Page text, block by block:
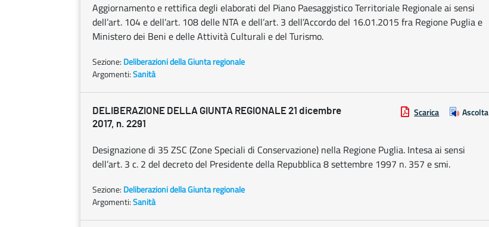
Aggiornamento e rettifica degli elaborati del Piano Paesaggistico Territoriale Regionale ai sensi
dell’art. 104 e dell’art. 108 delle NTA e dell’art. 3 dell’Accordo del 16.01.2015 fra Regione Puglia e
Ministero dei Beni e delle Attività Culturali e del Turismo.
Sezione: Deliberazioni della Giunta regionale
Argomenti:Sanità
DELIBERAZIONE DELLA GIUNTA REGIONALE 21 dicembre
2017, n. 2291
Scarica Ascolta
Designazione di 35 ZSC (Zone Speciali di Conservazione) nella Regione Puglia. Intesa ai sensi
dell’art. 3 c. 2 del decreto del Presidente della Repubblica 8 settembre 1997 n. 357 e smi.
Sezione: Deliberazioni della Giunta regionale
Argomenti:Sanità